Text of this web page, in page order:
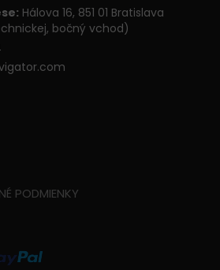
Hálova 16, 851 01 Bratislava
bočný vchod)
PODMIENKY